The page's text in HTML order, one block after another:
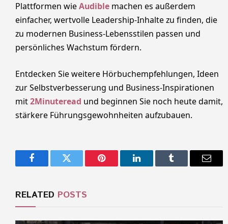
Plattformen wieAudible machen es außerdem
einfacher, wertvolle Leadership-Inhalte zu finden, die
zu modernen Business-Lebensstilen passen und
persönliches Wachstum fördern.
Entdecken Sie weitere Hörbuchempfehlungen, Ideen
zur Selbstverbesserung und Business-Inspirationen
mit2Minuteread und beginnen Sie noch heute damit,
stärkere Führungsgewohnheiten aufzubauen.
FacebookTwitter Pinterest LinkedInTumblr Email
RELATED POSTS